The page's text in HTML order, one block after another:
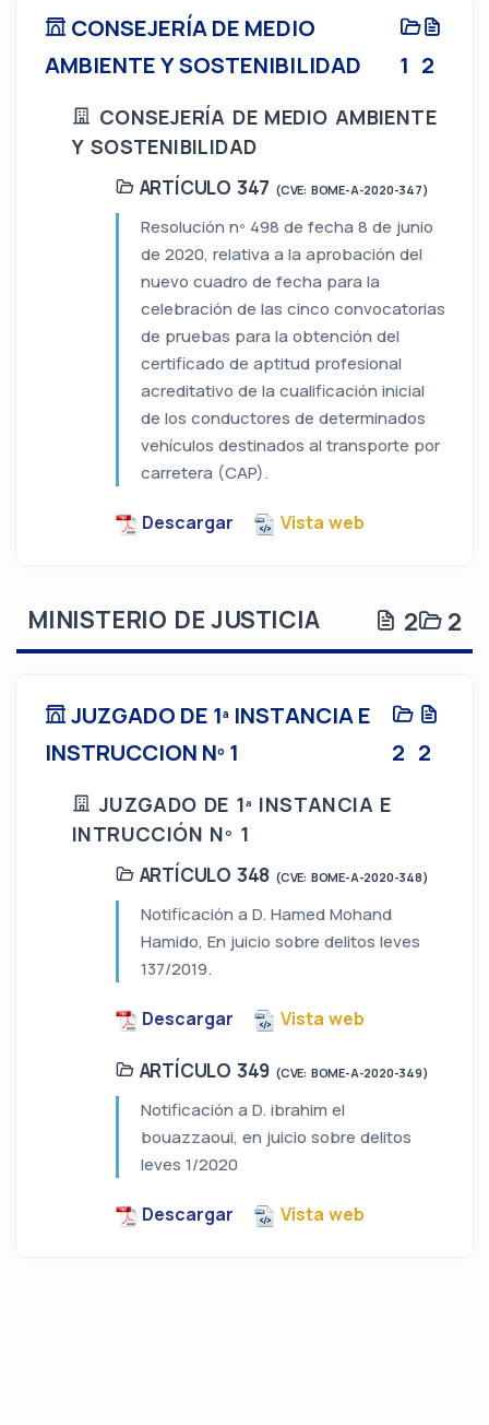
CONSEJERÍA DE MEDIO
AMBIENTE Y SOSTENIBILIDAD
1 2
CONSEJERÍA DE MEDIO AMBIENTE
Y SOSTENIBILIDAD
ARTÍCULO 347 (CVE: BOME-A-2020-347)
Resolución nº 498 de fecha 8 de junio
de 2020, relativa a la aprobación del
nuevo cuadro de fecha para la
celebración de las cinco convocatorias
de pruebas para la obtención del
certificado de aptitud profesional
acreditativo de la cualificación inicial
de los conductores de determinados
vehículos destinados al transporte por
carretera (CAP).
Descargar Vista web
MINISTERIO DE JUSTICIA 2 2
JUZGADO DE 1ª INSTANCIA E
INSTRUCCION Nº 1
2 2
JUZGADO DE 1ª INSTANCIA E
INTRUCCIÓN Nº 1
ARTÍCULO 348 (CVE: BOME-A-2020-348)
Notificación a D. Hamed Mohand
Hamido, En juicio sobre delitos leves
137/2019.
Descargar Vista web
ARTÍCULO 349 (CVE: BOME-A-2020-349)
Notificación a D. ibrahim el
bouazzaoui, en juicio sobre delitos
leves 1/2020
Descargar Vista web